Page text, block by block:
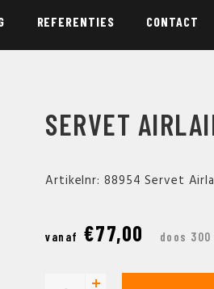
REFERENTIES CONTACT
SERVET
Artikelnr: 88954 Servet
vanaf €77,00 doos